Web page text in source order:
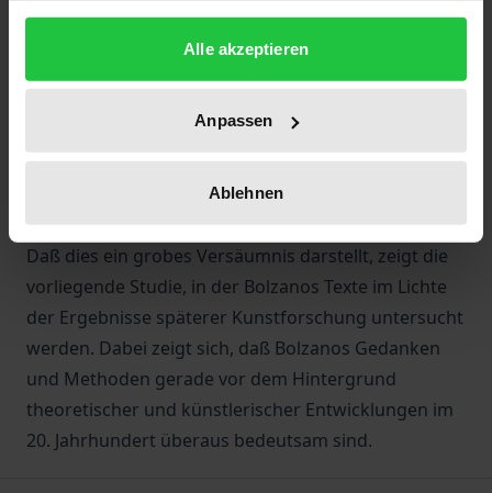
gesammelt haben.
Alle akzeptieren
Anpassen
Ablehnen
haben als alle meine Schriften, vielmehr ein ärgeres.'
der schönen Künste (1849) in einer modernen
Ausgabe zugänglich, doch beschäftigen sich bis
heute selbst innerhalb der Bolzano-Gemeinde nur
wenige Forscher damit.
Daß dies ein grobes Versäumnis darstellt, zeigt die
vorliegende Studie, in der Bolzanos Texte im Lichte
der Ergebnisse späterer Kunstforschung untersucht
werden. Dabei zeigt sich, daß Bolzanos Gedanken
und Methoden gerade vor dem Hintergrund
theoretischer und künstlerischer Entwicklungen im
20. Jahrhundert überaus bedeutsam sind.